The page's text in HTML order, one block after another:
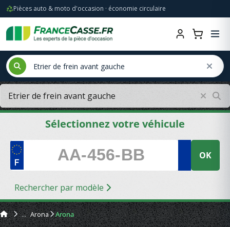
Pièces auto & moto d'occasion · économie circulaire
Sélectionnez votre véhicule
OK
Rechercher par modèle
Arona Arona